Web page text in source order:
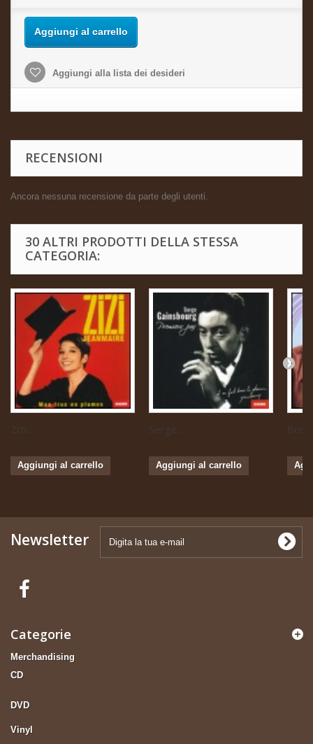
Aggiungi al carrello
Aggiungi alla lista dei desideri
RECENSIONI
Ancora nessuna recensione da parte degli utenti.
30 ALTRI PRODOTTI DELLA STESSA
CATEGORIA:
Zizi...
Aggiungi al carrello
Serge...
Aggiungi al carrello
Newsletter
Categorie
Merchandising
CD
DVD
Vinyl